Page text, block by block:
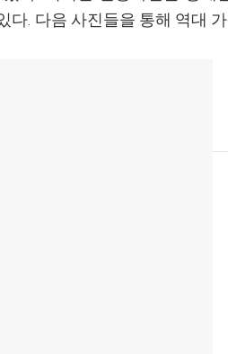
다. 다음 사진들을 통해 역대